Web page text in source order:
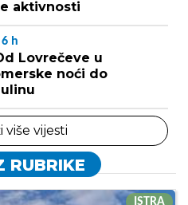
aktivnosti
6 h
Lovrečeve u
noći do
više vijesti
RUBRIKE
ISTRA